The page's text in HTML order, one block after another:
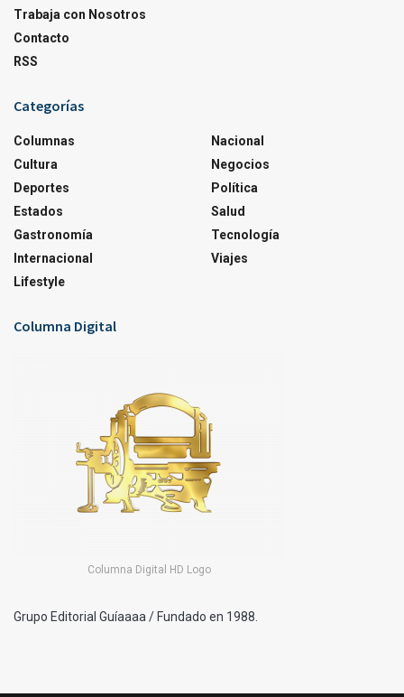
Trabaja con Nosotros
Contacto
RSS
Categorías
Columnas
Cultura
Deportes
Estados
Gastronomía
Internacional
Lifestyle
Nacional
Negocios
Política
Salud
Tecnología
Viajes
Columna Digital
Columna Digital HD Logo
Grupo Editorial Guíaaaa / Fundado en 1988.